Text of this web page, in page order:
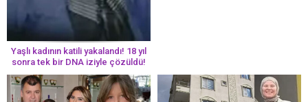
Yaşlı kadının katili yakalandı! 18 yıl
sonra tek bir DNA iziyle çözüldü!